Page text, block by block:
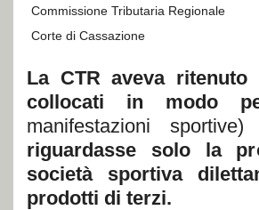
Commissione Tributaria Regionale
Corte di Cassazione
La CTR aveva
collocati in modo
manifestazioni sportive)
riguardasse solo la
società sportiva
prodotti di terzi.